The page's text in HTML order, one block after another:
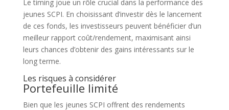
Le timing joue un rôle crucial dans la performance des
jeunes SCPI. En choisissant d’investir dès le lancement
de ces fonds, les investisseurs peuvent bénéficier d’un
meilleur rapport coût/rendement, maximisant ainsi
leurs chances d’obtenir des gains intéressants sur le
long terme.
Les risques à considérer
Portefeuille limité
Bien que les jeunes SCPI offrent des rendements